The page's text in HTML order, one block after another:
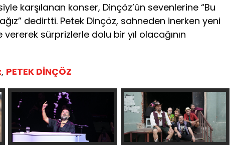
karşılanan konser, Dinçöz’ün sevenlerine “Bu
dedirtti. Petek Dinçöz, sahneden inerken yeni
sürprizlerle dolu bir yıl olacağının
, PETEK DİNÇÖZ